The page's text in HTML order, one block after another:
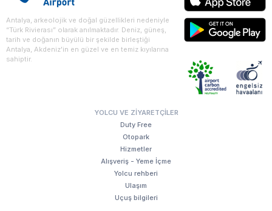
Antalya, arkeolojik ve doğal güzellikleri nedeniyle
“Türk Rivierası” olarak anılmaktadır. Deniz, güneş,
tarih ve doğanın büyülü bir şekilde birleştiği
Antalya, Akdeniz'in en güzel ve en temiz kıyılarına
sahiptir.
YOLCU VE ZIYARETÇILER
Duty Free
Otopark
Hizmetler
Alışveriş - Yeme İçme
Yolcu rehberi
Ulaşım
Uçuş bilgileri